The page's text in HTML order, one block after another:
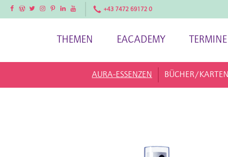
FacebookFacebookTwitterInstagramPinterestLinkedInYouTube +43 7472 69172 0
THEMEN EACADEMY TERMINE
AURA-ESSENZEN BÜCHER/KARTEN